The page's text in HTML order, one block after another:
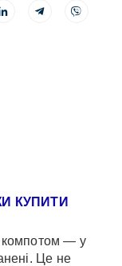
КУПИТИ
компотом — у
Це не